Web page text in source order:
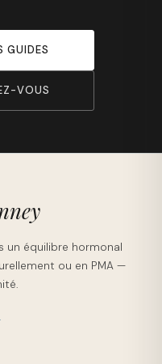
GUIDES
VOUS
un équilibre hormonal
ou en PMA —